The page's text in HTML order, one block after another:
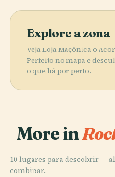
Explore a zona
Veja Loja Maçônica o
Perfeito no mapa e
o que há por perto.
More in
10 lugares para descobrir —
combinar.
PLACE
PLACE